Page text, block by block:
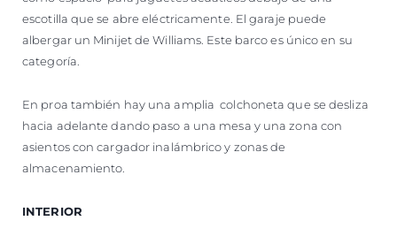
escotilla que se abre eléctricamente. El garaje puede
albergar un Minijet de Williams. Este barco es único en su
categoría.
En proa también hay una amplia colchoneta que se desliza
hacia adelante dando paso a una mesa y una zona con
asientos con cargador inalámbrico y zonas de
almacenamiento.
INTERIOR